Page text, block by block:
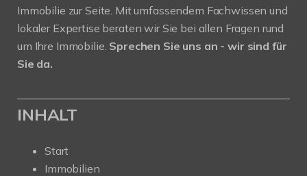
Immobilie zur Seite. Mit umfassendem Fachwissen und
lokaler Expertise beraten wir Sie bei allen Fragen rund
um Ihre Immobilie. Sprechen Sie uns an - wir sind für
Sie da.
INHALT
Start
Immobilien